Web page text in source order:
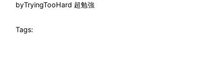
byTryingTooHard 超勉強
Tags: